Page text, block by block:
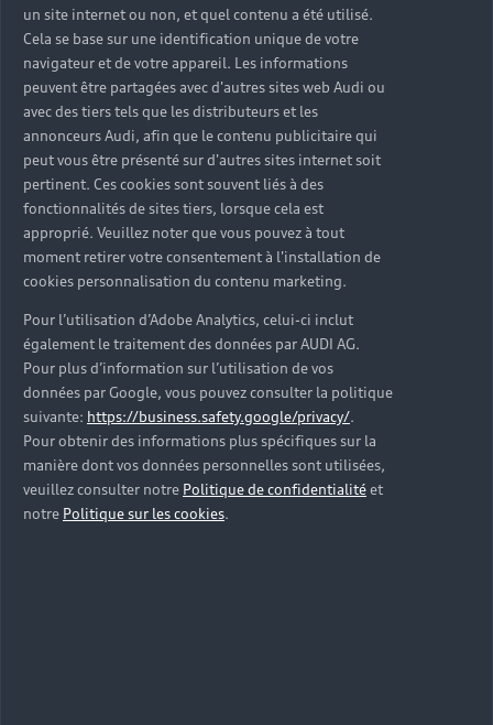
un site internet ou non, et quel contenu a été utilisé.
Cela se base sur une identification unique de votre
navigateur et de votre appareil. Les informations
peuvent être partagées avec d'autres sites web Audi ou
avec des tiers tels que les distributeurs et les
annonceurs Audi, afin que le contenu publicitaire qui
peut vous être présenté sur d'autres sites internet soit
pertinent. Ces cookies sont souvent liés à des
fonctionnalités de sites tiers, lorsque cela est
approprié. Veuillez noter que vous pouvez à tout
moment retirer votre consentement à l'installation de
cookies personnalisation du contenu marketing.
Pour l’utilisation d’Adobe Analytics, celui-ci inclut
également le traitement des données par AUDI AG.
Pour plus d’information sur l’utilisation de vos
données par Google, vous pouvez consulter la politique
suivante: https://business.safety.google/privacy/.
Pour obtenir des informations plus spécifiques sur la
manière dont vos données personnelles sont utilisées,
veuillez consulter notre Politique de confidentialitéet
notre Politique sur les cookies.